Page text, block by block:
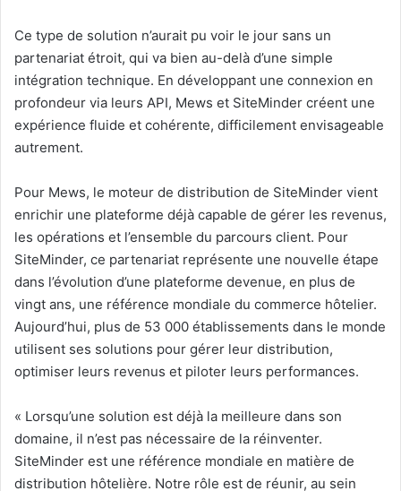
Ce type de solution n’aurait pu voir le jour sans un
partenariat étroit, qui va bien au-delà d’une simple
intégration technique. En développant une connexion en
profondeur via leurs API, Mews et SiteMinder créent une
expérience fluide et cohérente, difficilement envisageable
autrement.
Pour Mews, le moteur de distribution de SiteMinder vient
enrichir une plateforme déjà capable de gérer les revenus,
les opérations et l’ensemble du parcours client. Pour
SiteMinder, ce partenariat représente une nouvelle étape
dans l’évolution d’une plateforme devenue, en plus de
vingt ans, une référence mondiale du commerce hôtelier.
Aujourd’hui, plus de 53 000 établissements dans le monde
utilisent ses solutions pour gérer leur distribution,
optimiser leurs revenus et piloter leurs performances.
« Lorsqu’une solution est déjà la meilleure dans son
domaine, il n’est pas nécessaire de la réinventer.
SiteMinder est une référence mondiale en matière de
distribution hôtelière. Notre rôle est de réunir, au sein